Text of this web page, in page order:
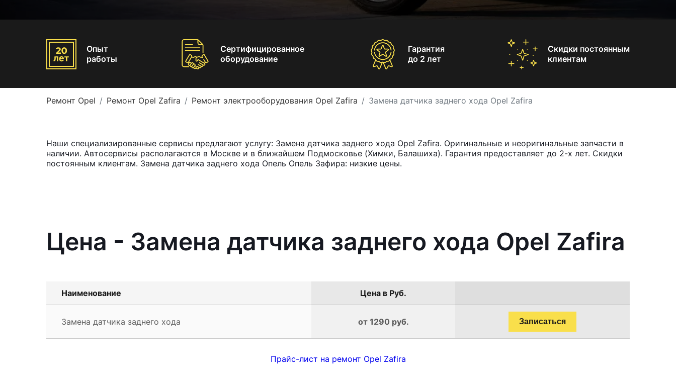
Опыт
работы
Сертифицированное
оборудование
Гарантия
до 2 лет
Скидки постоянным
клиентам
Ремонт Opel Ремонт Opel Zafira Ремонт электрооборудования Opel Zafira Замена датчика заднего хода Opel Zafira
Наши специализированные сервисы предлагают услугу: Замена датчика заднего хода Opel Zafira. Оригинальные и неоригинальные запчасти в
наличии. Автосервисы располагаются в Москве и в ближайшем Подмосковье (Химки, Балашиха). Гарантия предоставляет до 2-х лет. Скидки
постоянным клиентам. Замена датчика заднего хода Опель Опель Зафира: низкие цены.
Цена - Замена датчика заднего хода Opel Zafira
Наименование Цена в Руб.
Замена датчика заднего хода от 1290 руб. Записаться
Прайс-лист на ремонт Opel Zafira